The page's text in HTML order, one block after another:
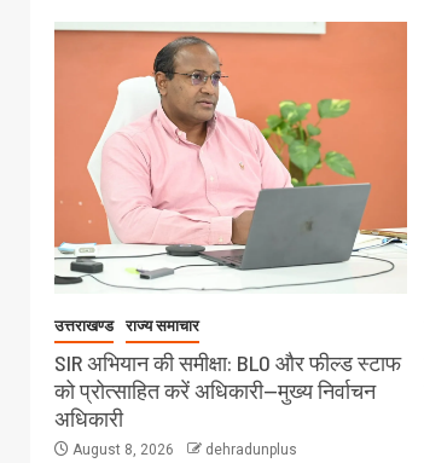
उत्तराखण्ड राज्य समाचार
SIR अभियान की समीक्षा: BLO और फील्ड स्टाफ
को प्रोत्साहित करें अधिकारी—मुख्य निर्वाचन
अधिकारी
August 8, 2026 dehradunplus